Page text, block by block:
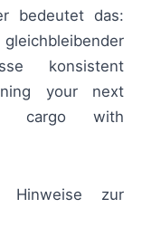
bedeutet das:
konsistent
your next
cargo with
Hinweise zur